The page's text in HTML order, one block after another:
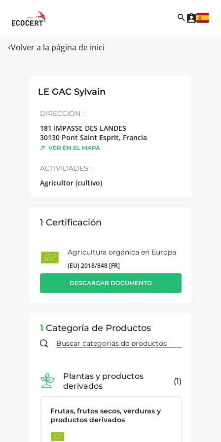
Volver a la página de inici
LE GAC Sylvain
DIRECCIÓN :
181 IMPASSE DES LANDES
30130 Pont Saint Esprit, Francia
VER EN EL MAPA
ACTIVIDADES :
Agricultor (cultivo)
1 Certificación
Agricultura orgánica en Europa
(EU) 2018/848 [FR]
DESCARGAR DOCUMENTO
1 Categoría de Productos
Plantas y productos
derivados
1
Frutas, frutos secos, verduras y
productos derivados